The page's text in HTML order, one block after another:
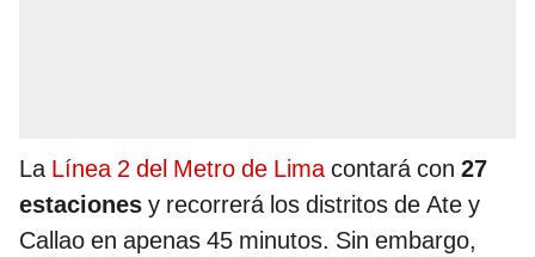
La Línea 2 del Metro de Limacontará con 27
estaciones y recorrerá los distritos de Ate y
Callao en apenas 45 minutos. Sin embargo,